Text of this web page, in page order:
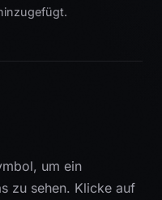
um ein
zu sehen. Klicke auf